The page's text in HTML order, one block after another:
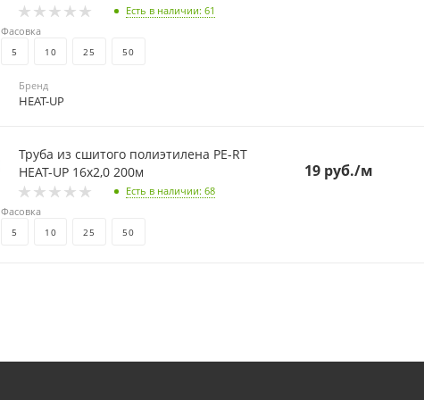
Есть в наличии: 61
Фасовка
5 10 25 50
Бренд
HEAT-UP
Труба из сшитого полиэтилена PE-RT
HEAT-UP 16х2,0 200м
Есть в наличии: 68
19 руб./м
Фасовка
5 10 25 50